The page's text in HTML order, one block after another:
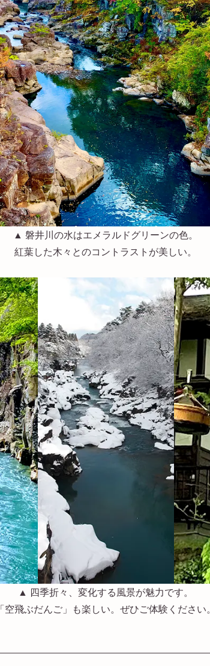
▲ 磐井川の水はエメラルドグリーンの色。
紅葉した木々とのコントラストが美しい。
▲ 四季折々、変化する風景が魅力です。
「空飛ぶだんご」も楽しい。ぜひご体験ください。